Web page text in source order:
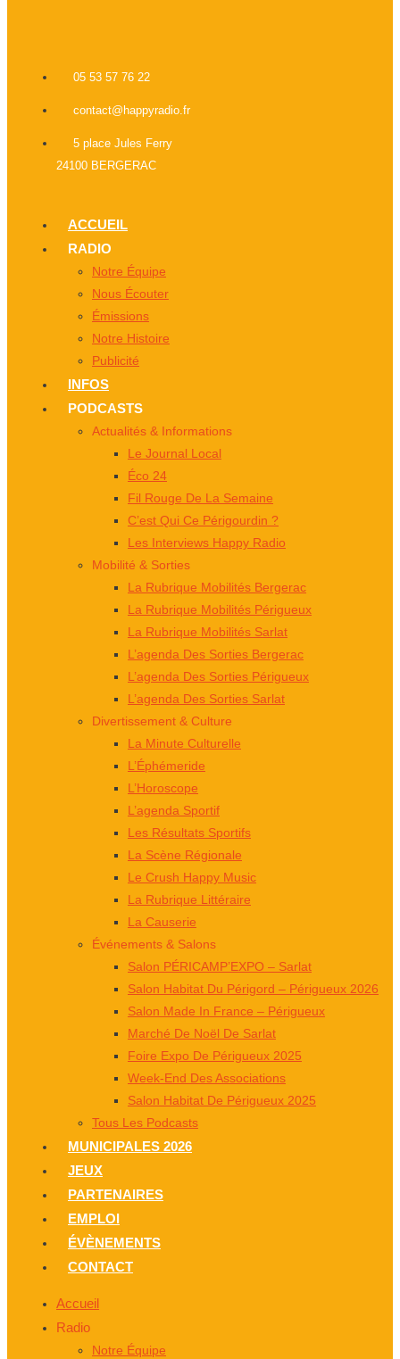
05 53 57 76 22
contact@happyradio.fr
5 place Jules Ferry
24100 BERGERAC
ACCUEIL
RADIO
Notre Équipe
Nous Écouter
Émissions
Notre Histoire
Publicité
INFOS
PODCASTS
Actualités & Informations
Le Journal Local
Éco 24
Fil Rouge De La Semaine
C’est Qui Ce Périgourdin ?
Les Interviews Happy Radio
Mobilité & Sorties
La Rubrique Mobilités Bergerac
La Rubrique Mobilités Périgueux
La Rubrique Mobilités Sarlat
L’agenda Des Sorties Bergerac
L’agenda Des Sorties Périgueux
L’agenda Des Sorties Sarlat
Divertissement & Culture
La Minute Culturelle
L’Éphémeride
L’Horoscope
L’agenda Sportif
Les Résultats Sportifs
La Scène Régionale
Le Crush Happy Music
La Rubrique Littéraire
La Causerie
Événements & Salons
Salon PÉRICAMP’EXPO – Sarlat
Salon Habitat Du Périgord – Périgueux 2026
Salon Made In France – Périgueux
Marché De Noël De Sarlat
Foire Expo De Périgueux 2025
Week-End Des Associations
Salon Habitat De Périgueux 2025
Tous Les Podcasts
MUNICIPALES 2026
JEUX
PARTENAIRES
EMPLOI
ÉVÈNEMENTS
CONTACT
Accueil
Radio
Notre Équipe